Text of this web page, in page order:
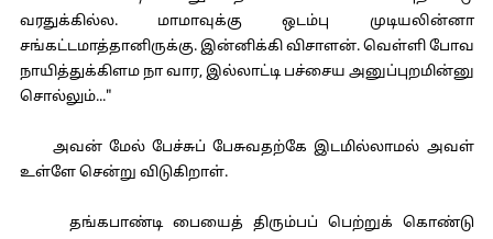
வரதுக்கில்ல. மாமாவுக்கு ஒடம்பு முடியலின்னா
சங்கட்டமாத்தானிருக்கு. இன்னிக்கி விசாளன். வெள்ளி போவ
நாயித்துக்கிளம நா வார, இல்லாட்டி பச்சைய அனுப்புறமின்னு
சொல்லும்..."
அவன் மேல் பேச்சுப் பேசுவதற்கே இடமில்லாமல் அவள்
உள்ளே சென்று விடுகிறாள்.
தங்கபாண்டி பையைத் திரும்பப் பெற்றுக் கொண்டு